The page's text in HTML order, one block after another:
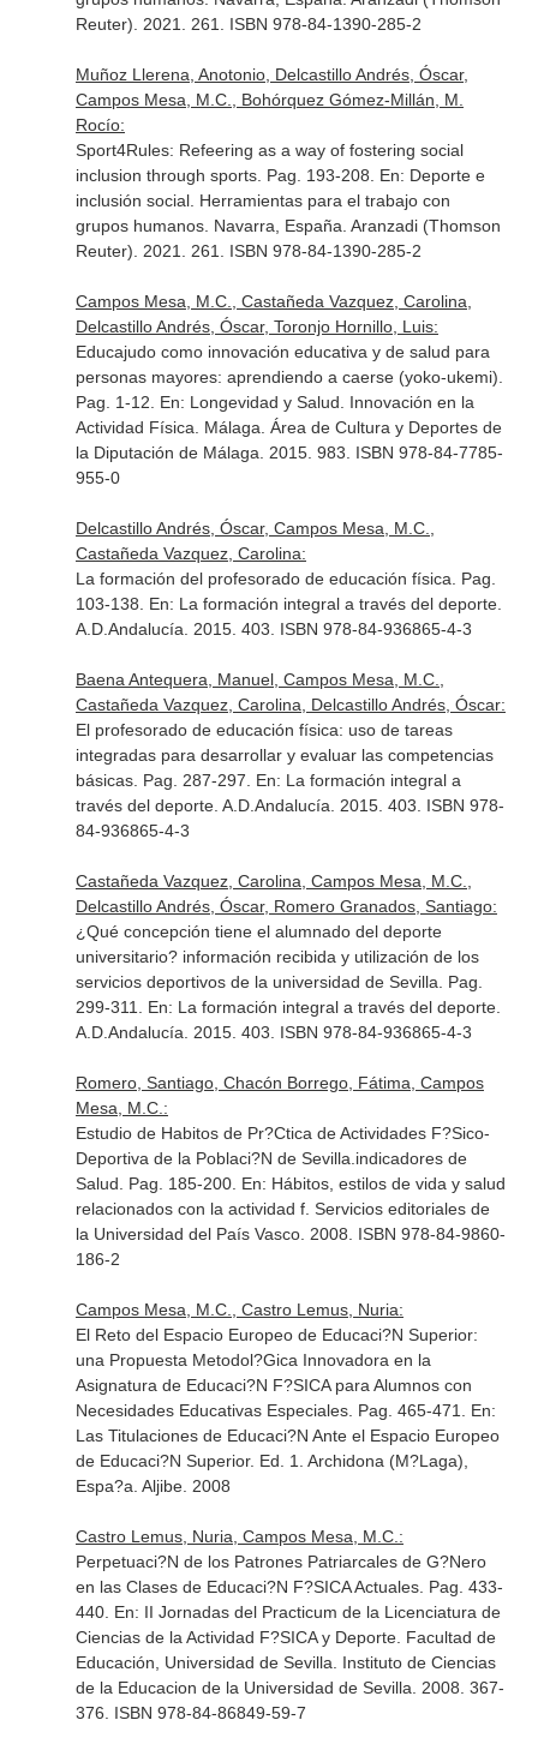
Reuter). 2021. 261. ISBN 978-84-1390-285-2
Muñoz Llerena, Anotonio, Delcastillo Andrés, Óscar,
Campos Mesa, M.C., Bohórquez Gómez-Millán, M.
Rocío:
Sport4Rules: Refeering as a way of fostering social
inclusion through sports. Pag. 193-208. En: Deporte e
inclusión social. Herramientas para el trabajo con
grupos humanos. Navarra, España. Aranzadi (Thomson
Reuter). 2021. 261. ISBN 978-84-1390-285-2
Campos Mesa, M.C., Castañeda Vazquez, Carolina,
Delcastillo Andrés, Óscar, Toronjo Hornillo, Luis:
Educajudo como innovación educativa y de salud para
personas mayores: aprendiendo a caerse (yoko-ukemi).
Pag. 1-12. En: Longevidad y Salud. Innovación en la
Actividad Física . Málaga. Área de Cultura y Deportes de
la Diputación de Málaga. 2015. 983. ISBN 978-84-7785-
955-0
Delcastillo Andrés, Óscar, Campos Mesa, M.C.,
Castañeda Vazquez, Carolina:
La formación del profesorado de educación física. Pag.
103-138. En: La formación integral a través del deporte.
A.D.Andalucía. 2015. 403. ISBN 978-84-936865-4-3
Baena Antequera, Manuel, Campos Mesa, M.C.,
Castañeda Vazquez, Carolina, Delcastillo Andrés, Óscar:
El profesorado de educación física: uso de tareas
integradas para desarrollar y evaluar las competencias
básicas. Pag. 287-297. En: La formación integral a
través del deporte. A.D.Andalucía. 2015. 403. ISBN 978-
84-936865-4-3
Castañeda Vazquez, Carolina, Campos Mesa, M.C.,
Delcastillo Andrés, Óscar, Romero Granados, Santiago:
¿Qué concepción tiene el alumnado del deporte
universitario? información recibida y utilización de los
servicios deportivos de la universidad de Sevilla. Pag.
299-311. En: La formación integral a través del deporte.
A.D.Andalucía. 2015. 403. ISBN 978-84-936865-4-3
Romero, Santiago, Chacón Borrego, Fátima, Campos
Mesa, M.C.:
Estudio de Habitos de Pr?Ctica de Actividades F?Sico-
Deportiva de la Poblaci?N de Sevilla.indicadores de
Salud. Pag. 185-200. En: Hábitos, estilos de vida y salud
relacionados con la actividad f. Servicios editoriales de
la Universidad del País Vasco. 2008. ISBN 978-84-9860-
186-2
Campos Mesa, M.C., Castro Lemus, Nuria:
El Reto del Espacio Europeo de Educaci?N Superior:
una Propuesta Metodol?Gica Innovadora en la
Asignatura de Educaci?N F?SICA para Alumnos con
Necesidades Educativas Especiales. Pag. 465-471. En:
Las Titulaciones de Educaci?N Ante el Espacio Europeo
de Educaci?N Superior. Ed. 1. Archidona (M?Laga),
Espa?a. Aljibe. 2008
Castro Lemus, Nuria, Campos Mesa, M.C.:
Perpetuaci?N de los Patrones Patriarcales de G?Nero
en las Clases de Educaci?N F?SICA Actuales. Pag. 433-
440. En: II Jornadas del Practicum de la Licenciatura de
Ciencias de la Actividad F?SICA y Deporte. Facultad de
Educación, Universidad de Sevilla. Instituto de Ciencias
de la Educacion de la Universidad de Sevilla. 2008. 367-
376. ISBN 978-84-86849-59-7